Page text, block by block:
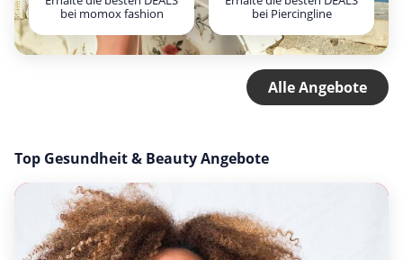
bei momox fashion
bei Piercingline
Alle Angebote
Top Gesundheit & Beauty Angebote